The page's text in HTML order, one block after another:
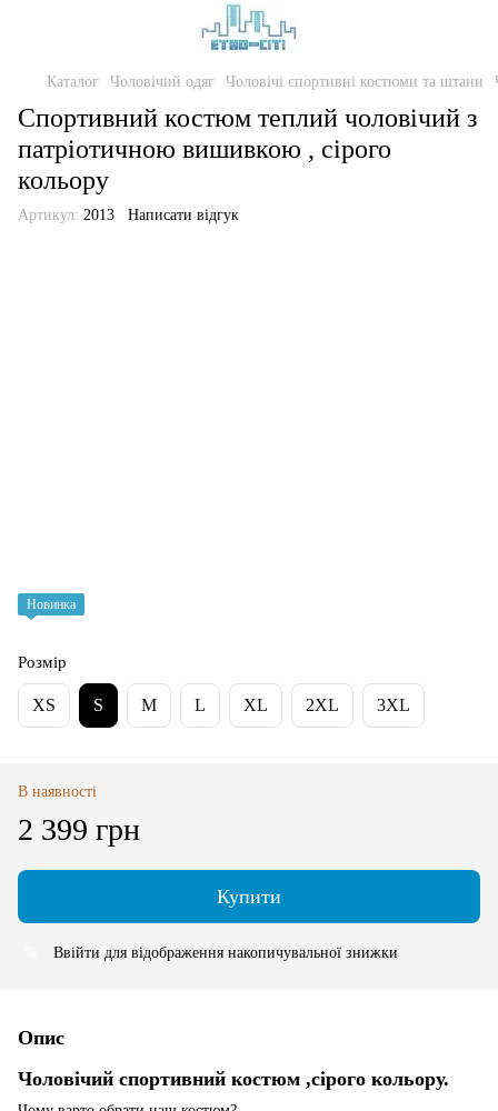
Каталог Чоловічий одяг Чоловічі спортивні костюми та штани
Спортивний костюм теплий чоловічий з
патріотичною вишивкою , сірого
кольору
Артикул: 2013 Написати відгук
Новинка
Розмір
XS S M L XL 2XL 3XL
В наявності
2 399 грн
Купити
Ввійти для відображення накопичувальної знижки
Опис
Чоловічий спортивний костюм ,сірого кольору.